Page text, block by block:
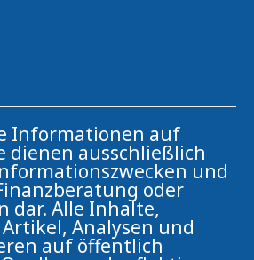
Informationen auf
dienen ausschließlich
und
oder
dar. Alle Inhalte,
Analysen und
auf öffentlich